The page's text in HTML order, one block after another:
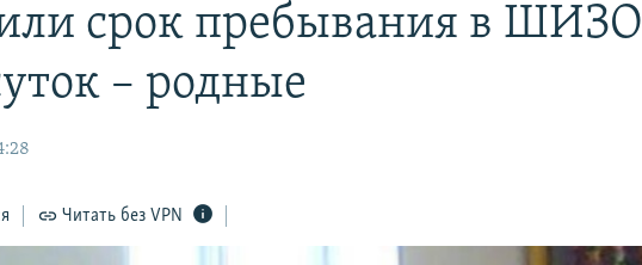
срок пребывания в ШИЗО
– родные
Читать без VPN